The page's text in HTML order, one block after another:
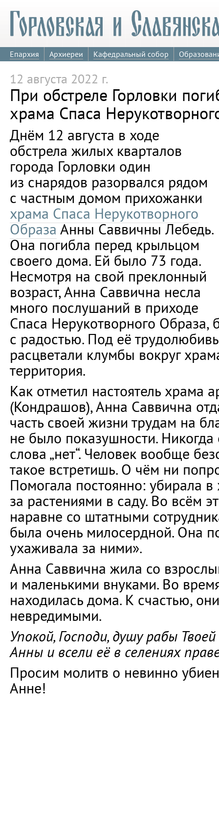
Епархия Архиереи Кафедральный собор
12 августа 2022 г.
При обстреле Горловки
храма Спаса
Днём 12 августа в ходе
обстрела жилых кварталов
города Горловки один
из снарядов разорвался рядом
с частным домом прихожанки
храма Спаса Нерукотворного
ОбразаАнны Саввичны Лебедь.
Она погибла перед крыльцом
своего дома. Ей было 73 года.
Несмотря на свой преклонный
возраст, Анна Саввична несла
много послушаний в приходе
Спаса Нерукотворного Образа,
с радостью. Под её
расцветали клумбы вокруг
территория.
Как отметил настоятель храма
(Кондрашов), Анна Саввична
часть своей жизни трудам на
не было показушности.
слова „нет“. Человек вообще
такое встретишь. О чём ни
Помогала постоянно: убирала
за растениями в саду. Во всём
наравне со штатными
была очень милосердной. Она
ухаживала за ними».
Анна Саввична жила со
и маленькими внуками. Во
находилась дома. К счастью,
невредимыми.
Упокой, Господи, душу рабы
Анны и всели её в селениях
Просим молитв о невинно
Анне!